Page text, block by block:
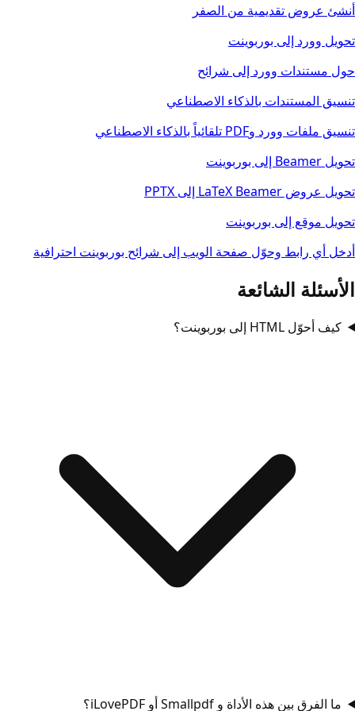
أنشئ عروض تقديمية من الصفر
تحويل وورد إلى بوربوينت
حول مستندات وورد إلى شرائح
تنسيق المستندات بالذكاء الاصطناعي
تنسيق ملفات وورد وPDF تلقائياً بالذكاء الاصطناعي
تحويل Beamer إلى بوربوينت
تحويل عروض LaTeX Beamer إلى PPTX
تحويل موقع إلى بوربوينت
أدخل أي رابط وحوّل صفحة الويب إلى شرائح بوربوينت احترافية
الأسئلة الشائعة
كيف أحوّل HTML إلى بوربوينت؟
ما الفرق بين هذه الأداة و Smallpdf أو iLovePDF؟